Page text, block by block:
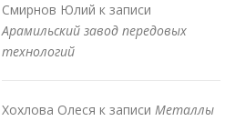
Смирнов Юлий к записи
Арамильский завод передовых
технологий
Хохлова Олеся к записи Металлы